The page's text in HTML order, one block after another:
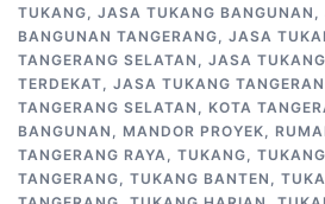
TUKANG, JASA TUKANG BANGUNAN ,
BANGUNAN TANGERANG, JASA
TANGERANG SELATAN , JASA
TERDEKAT, JASA TUKANG
TANGERANG SELATAN , KOTA
BANGUNAN , MANDOR PROYEK,
TANGERANG RAYA, TUKANG,
TANGERANG, TUKANG BANTEN ,